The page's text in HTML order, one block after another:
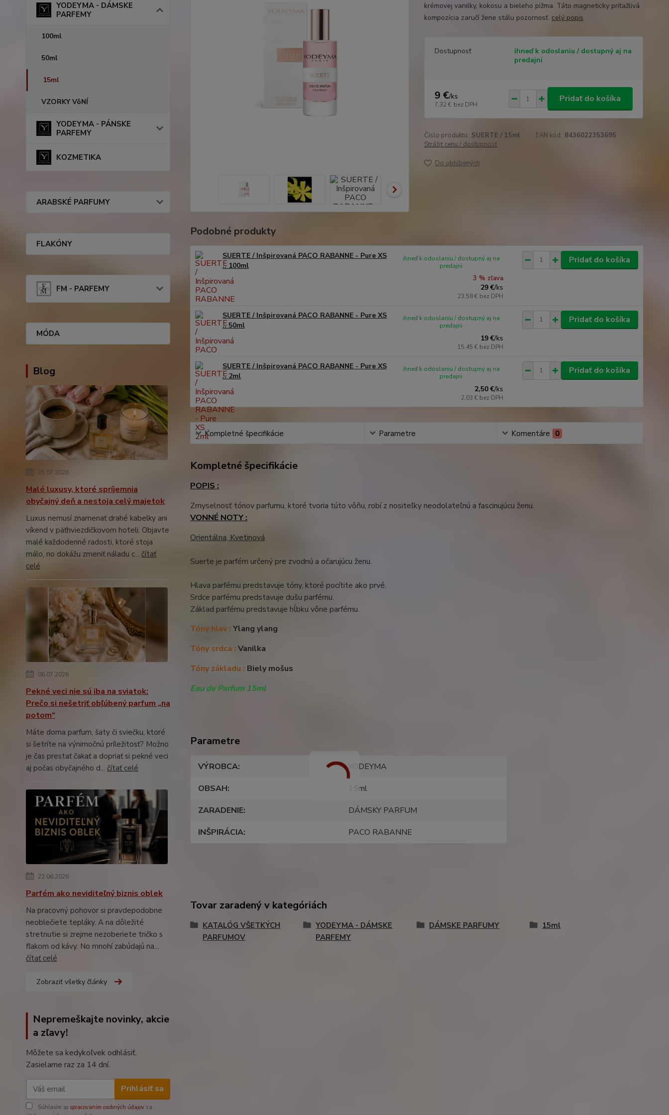
YODEYMA - DÁMSKE
PARFEMY
100ml
50ml
15ml
VZORKY VôNÍ
YODEYMA - PÁNSKE
PARFEMY
KOZMETIKA
ARABSKÉ PARFUMY
FLAKÓNY
FM - PARFEMY
MÓDA
Blog
25.07.2026
Malé luxusy, ktoré spríjemnia
obyčajný deň a nestoja celý majetok
Luxus nemusí znamenať drahé kabelky ani
víkend v päťhviezdičkovom hoteli. Objavte
malé každodenné radosti, ktoré stoja
málo, no dokážu zmeniť náladu c... čítať
celé
06.07.2026
Pekné veci nie sú iba na sviatok:
Prečo si nešetriť obľúbený parfum „na
potom“
Máte doma parfum, šaty či sviečku, ktoré
si šetríte na výnimočnú príležitosť? Možno
je čas prestať čakať a dopriať si pekné veci
aj počas obyčajného d... čítať celé
22.06.2026
Parfém ako neviditeľný biznis oblek
Na pracovný pohovor si pravdepodobne
neoblečiete tepláky. A na dôležité
stretnutie si zrejme nezoberiete tričko s
fľakom od kávy. No mnohí zabúdajú na...
čítať celé
Zobraziť všetky články
Nepremeškajte novinky, akcie
a zľavy!
Môžete sa kedykoľvek odhlásiť.
Zasielame raz za 14 dní.
Prihlásiť sa
Súhlasím so spracovaním osobných údajov za
krémovej vanilky, kokosu a bieleho pižma. Táto magneticky príťažlivá
kompozícia zaručí žene stálu pozornosť. celý popis
Dostupnosť
ihneď k odoslaniu / dostupný aj na
predajni
9 €/ks
7,32 € bez DPH
Pridať do košíka
Číslo produktu: SUERTE / 15ml EAN kód: 8436022353695
Strážiť cenu / dostupnosť
Do obľúbených
Podobné produkty
SUERTE / Inšpirovaná PACO RABANNE - Pure XS
.. 100ml
3 % zľava
29 €/ks
23,58 € bez DPH
ihneď k odoslaniu / dostupný aj na
predajni
Pridať do košíka
SUERTE / Inšpirovaná PACO RABANNE - Pure XS
.. 50ml
19 €/ks
15,45 € bez DPH
ihneď k odoslaniu / dostupný aj na
predajni
Pridať do košíka
SUERTE / Inšpirovaná PACO RABANNE - Pure XS
.. 2ml
2,50 €/ks
2,03 € bez DPH
ihneď k odoslaniu / dostupný aj na
predajni
Pridať do košíka
Kompletné špecifikácie Parametre Komentáre 0
Kompletné špecifikácie
POPIS :
Zmyselnosť tónov parfumu, ktoré tvoria túto vôňu, robí z nositeľky neodolateľnú a fascinujúcu ženu.
VONNÉ NOTY :
Orientálna, Kvetinová
Suerte je parfém určený pre zvodnú a očarujúcu ženu.
Hlava parfému predstavuje tóny, ktoré pocítite ako prvé.
Srdce parfému predstavuje dušu parfému.
Základ parfému predstavuje hĺbku vône parfému.
Tóny hlav : Ylang ylang
Tóny srdca : Vanilka
Tóny základu : Biely mošus
Eau de Parfum 15ml
Parametre
VÝROBCA
YODEYMA
OBSAH
15ml
ZARADENIE
DÁMSKY PARFUM
INŠPIRÁCIA
PACO RABANNE
Tovar zaradený v kategóriách
KATALÓG VŠETKÝCH
PARFUMOV
YODEYMA - DÁMSKE
PARFEMY
DÁMSKE PARFUMY 15ml